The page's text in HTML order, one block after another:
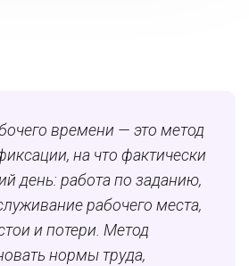
времени — это метод
на что фактически
день: работа по заданию,
рабочего места,
и потери. Метод
нормы труда,